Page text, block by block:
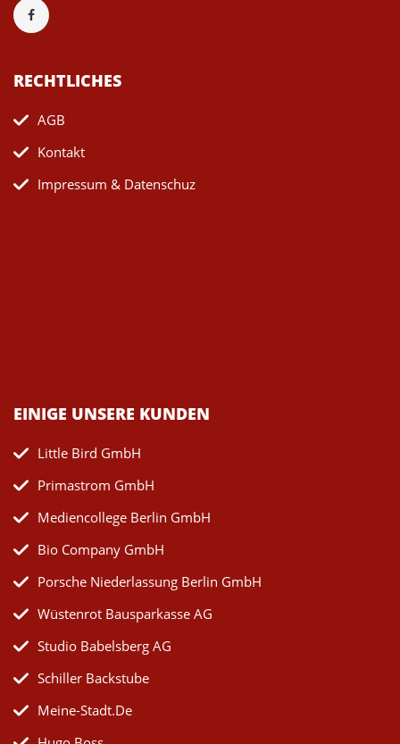
RECHTLICHES
AGB
Kontakt
Impressum & Datenschuz
EINIGE UNSERE KUNDEN
Little Bird GmbH
Primastrom GmbH
Mediencollege Berlin GmbH
Bio Company GmbH
Porsche Niederlassung Berlin GmbH
Wüstenrot Bausparkasse AG
Studio Babelsberg AG
Schiller Backstube
Meine-Stadt.de